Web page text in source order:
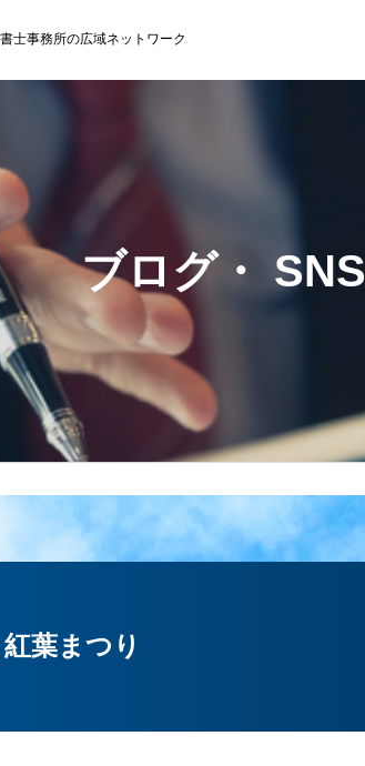
士事務所の広域ネットワーク
ブログ・ SNS
葉まつり